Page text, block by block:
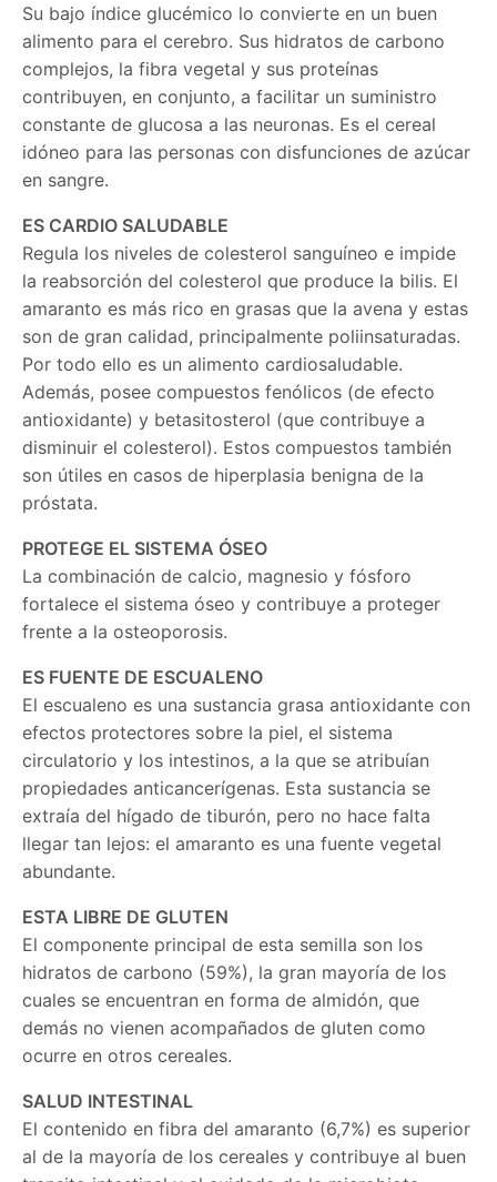
Su bajo índice glucémico lo convierte en un buen
alimento para el cerebro. Sus hidratos de carbono
complejos, la fibra vegetal y sus proteínas
contribuyen, en conjunto, a facilitar un suministro
constante de glucosa a las neuronas. Es el cereal
idóneo para las personas con disfunciones de azúcar
en sangre.
ES CARDIO SALUDABLE
Regula los niveles de colesterol sanguíneo e impide
la reabsorción del colesterol que produce la bilis. El
amaranto es más rico en grasas que la avena y estas
son de gran calidad, principalmente poliinsaturadas.
Por todo ello es un alimento cardiosaludable.
Además, posee compuestos fenólicos (de efecto
antioxidante) y betasitosterol (que contribuye a
disminuir el colesterol). Estos compuestos también
son útiles en casos de hiperplasia benigna de la
próstata.
PROTEGE EL SISTEMA ÓSEO
La combinación de calcio, magnesio y fósforo
fortalece el sistema óseo y contribuye a proteger
frente a la osteoporosis.
ES FUENTE DE ESCUALENO
El escualeno es una sustancia grasa antioxidante con
efectos protectores sobre la piel, el sistema
circulatorio y los intestinos, a la que se atribuían
propiedades anticancerígenas. Esta sustancia se
extraía del hígado de tiburón, pero no hace falta
llegar tan lejos: el amaranto es una fuente vegetal
abundante.
ESTA LIBRE DE GLUTEN
El componente principal de esta semilla son los
hidratos de carbono (59%), la gran mayoría de los
cuales se encuentran en forma de almidón, que
demás no vienen acompañados de gluten como
ocurre en otros cereales.
SALUD INTESTINAL
El contenido en fibra del amaranto (6,7%) es superior
al de la mayoría de los cereales y contribuye al buen